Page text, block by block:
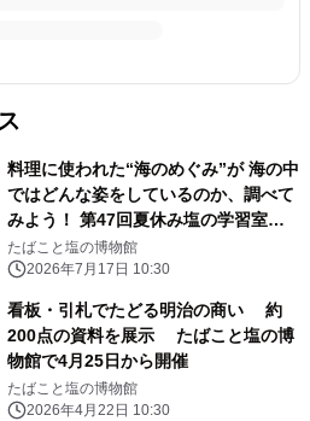
料理に使われた“海のめぐみ”が 海の中
ではどんな姿をしているのか、調べて
みよう！ 第47回夏休み塩の学習室
「さぐってみよう！海のめぐみ2026」
たばこと塩の博物館(東京・墨田区)で
催！
たばこと塩の博物館
2026年7月17日 10:30
看板・引札でたどる明治の商い 約
200点の資料を展示 たばこと塩の博
物館で4月25日から開催
たばこと塩の博物館
2026年4月22日 10:30